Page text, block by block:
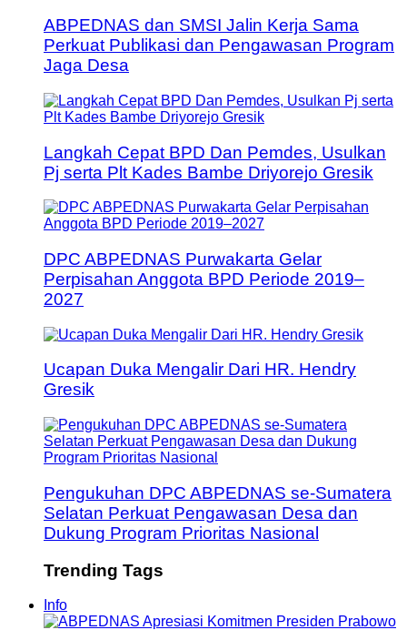
ABPEDNAS dan SMSI Jalin Kerja Sama
Perkuat Publikasi dan Pengawasan Program
Jaga Desa
Langkah Cepat BPD Dan Pemdes, Usulkan
Pj serta Plt Kades Bambe Driyorejo Gresik
DPC ABPEDNAS Purwakarta Gelar
Perpisahan Anggota BPD Periode 2019–
2027
Ucapan Duka Mengalir Dari HR. Hendry
Gresik
Pengukuhan DPC ABPEDNAS se-Sumatera
Selatan Perkuat Pengawasan Desa dan
Dukung Program Prioritas Nasional
Trending Tags
Info